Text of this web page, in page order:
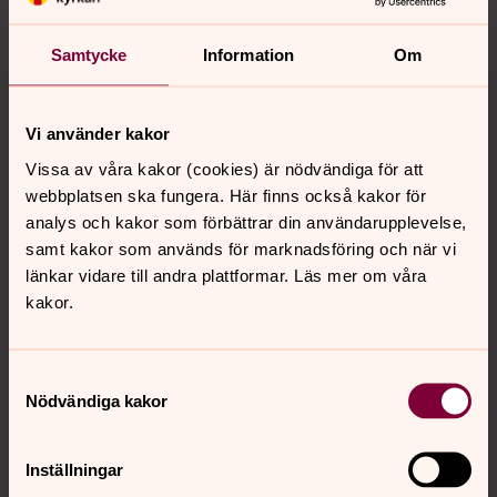
Samtycke Information Om
Vi använder kakor
Vissa av våra kakor (cookies) är nödvändiga för att
webbplatsen ska fungera. Här finns också kakor för
analys och kakor som förbättrar din användarupplevelse,
samt kakor som används för marknadsföring och när vi
länkar vidare till andra plattformar. Läs mer om våra
kakor.
Nödvändiga kakor
Inställningar
två år sedan.
Hur stor är begravningsavgiften?
Begravningsaviften, som alla ska betala, är 2022 0,41 %
Varför måste jag betala begravningsavgift när
jag inte är medlem i Svenska kyrkan?
Begravningsavgiften betalas av alla. Den bekostar
begravningsverksamheten och inkluderar gravplats i 25
att huvudmannen (Svenska kyrkan) övertagit ansvaret
för stoftet till dess att gravsättning har skett.
kyrkogårdar och begravningsplatsernas allmänna ytor.